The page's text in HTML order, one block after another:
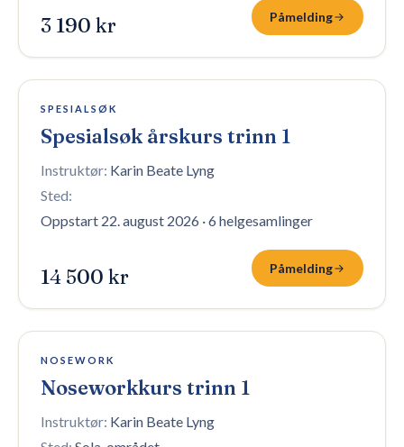
3 190 kr Påmelding
19 plasser igjen
SPESIALSØK
Spesialsøk årskurs trinn 1
Instruktør: Karin Beate Lyng
Sted:
Oppstart 22. august 2026 ·6 helgesamlinger
14 500 kr Påmelding
10 plasser igjen
NOSEWORK
Noseworkkurs trinn 1
Instruktør: Karin Beate Lyng